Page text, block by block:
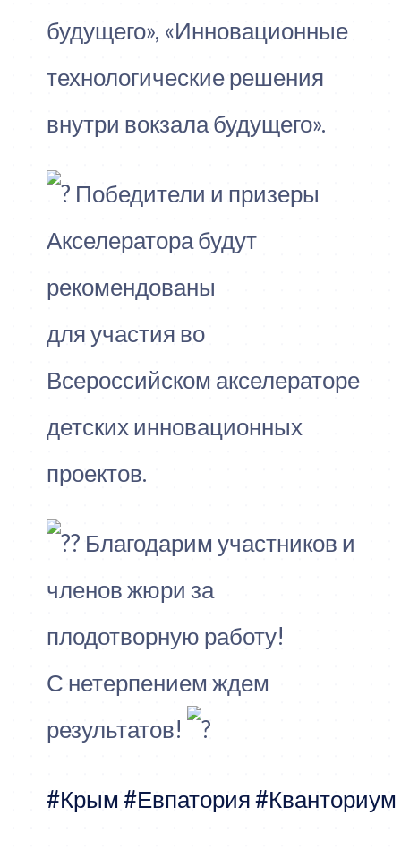
будущего», «Инновационные
технологические решения
внутри вокзала будущего».
Победители и призеры
Акселератора будут
рекомендованы
для участия во
Всероссийском акселераторе
детских инновационных
проектов.
Благодарим участников и
членов жюри за
плодотворную работу!
С нетерпением ждем
результатов!
#Крым #Евпатория#Кванториум